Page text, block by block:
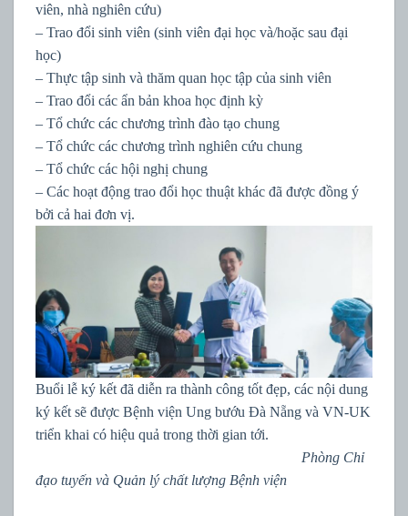
viên, nhà nghiên cứu)
– Trao đổi sinh viên (sinh viên đại học và/hoặc sau đại
học)
– Thực tập sinh và thăm quan học tập của sinh viên
– Trao đổi các ẩn bản khoa học định kỳ
– Tổ chức các chương trình đào tạo chung
– Tổ chức các chương trình nghiên cứu chung
– Tổ chức các hội nghị chung
– Các hoạt động trao đổi học thuật khác đã được đồng ý
bởi cả hai đơn vị.
Buổi lễ ký kết đã diễn ra thành công tốt đẹp, các nội dung
ký kết sẽ được Bệnh viện Ung bướu Đà Nẵng và VN-UK
triển khai có hiệu quả trong thời gian tới.
Phòng Chỉ
đạo tuyến và Quản lý chất lượng Bệnh viện